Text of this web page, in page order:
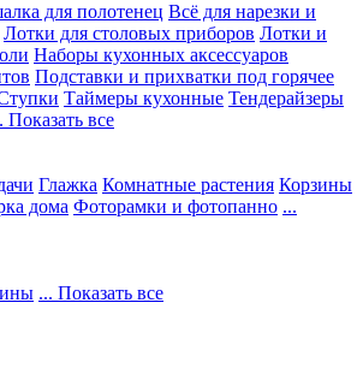
для полотенец Всё для нарезки и
Лотки для столовых приборов Лотки и
Наборы кухонных аксессуаров
Подставки и прихватки под горячее
Таймеры кухонные Тендерайзеры
Показать все
Глажка Комнатные растения Корзины
дома Фоторамки и фотопанно ...
... Показать все